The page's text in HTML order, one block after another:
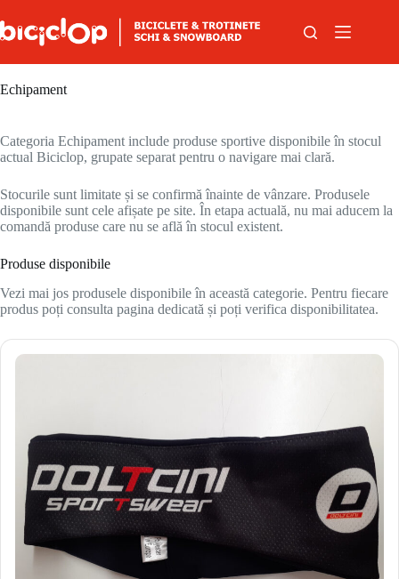
Echipament
Categoria Echipament include produse sportive disponibile în stocul
actual Biciclop, grupate separat pentru o navigare mai clară.
Stocurile sunt limitate și se confirmă înainte de vânzare. Produsele
disponibile sunt cele afișate pe site. În etapa actuală, nu mai aducem la
comandă produse care nu se află în stocul existent.
Produse disponibile
Vezi mai jos produsele disponibile în această categorie. Pentru fiecare
produs poți consulta pagina dedicată și poți verifica disponibilitatea.